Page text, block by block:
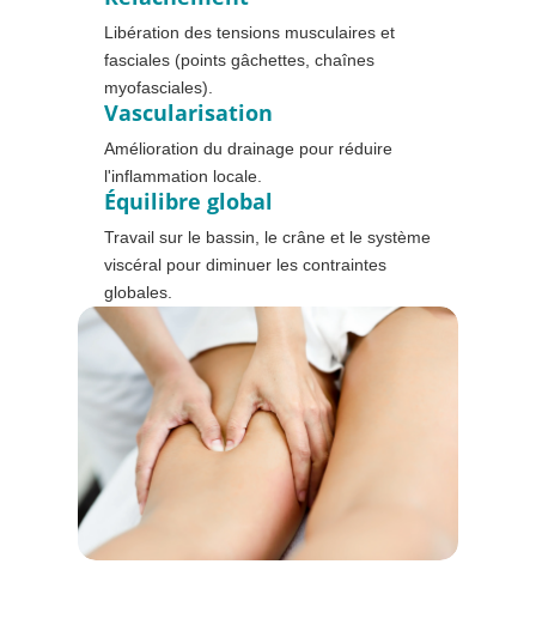
Libération des tensions musculaires et
fasciales (points gâchettes, chaînes
myofasciales).
Vascularisation
Amélioration du drainage pour réduire
l'inflammation locale.
Équilibre global
Travail sur le bassin, le crâne et le système
viscéral pour diminuer les contraintes
globales.